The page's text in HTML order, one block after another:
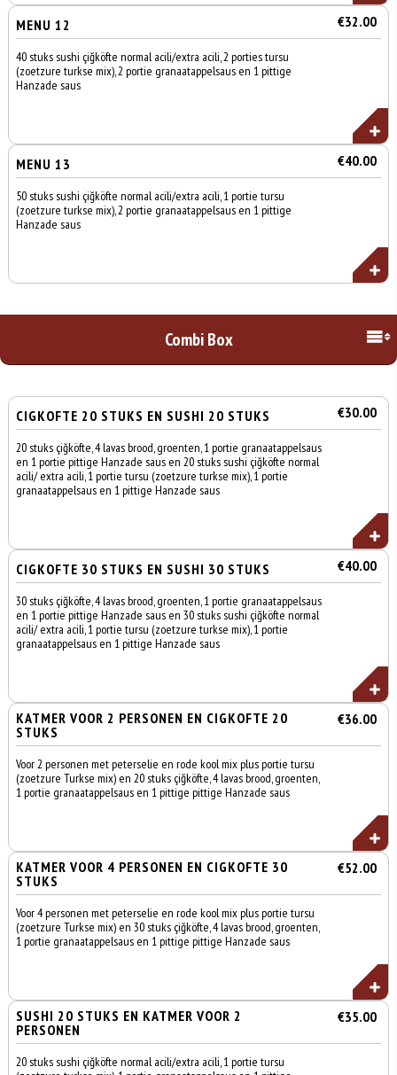
MENU 12 €32.00
40 stuks sushi çiğköfte normal acili/extra acili, 2 porties tursu
(zoetzure turkse mix), 2 portie granaatappelsaus en 1 pittige
Hanzade saus
MENU 13 €40.00
50 stuks sushi çiğköfte normal acili/extra acili, 1 portie tursu
(zoetzure turkse mix), 2 portie granaatappelsaus en 1 pittige
Hanzade saus
Combi Box
CIGKOFTE 20 STUKS EN SUSHI 20 STUKS €30.00
20 stuks çiğköfte, 4 lavas brood, groenten, 1 portie granaatappelsaus
en 1 portie pittige Hanzade saus en 20 stuks sushi çiğköfte normal
acili/ extra acili, 1 portie tursu (zoetzure turkse mix), 1 portie
granaatappelsaus en 1 pittige Hanzade saus
CIGKOFTE 30 STUKS EN SUSHI 30 STUKS €40.00
30 stuks çiğköfte, 4 lavas brood, groenten, 1 portie granaatappelsaus
en 1 portie pittige Hanzade saus en 30 stuks sushi çiğköfte normal
acili/ extra acili, 1 portie tursu (zoetzure turkse mix), 1 portie
granaatappelsaus en 1 pittige Hanzade saus
KATMER VOOR 2 PERSONEN EN CIGKOFTE 20
STUKS
€36.00
Voor 2 personen met peterselie en rode kool mix plus portie tursu
(zoetzure Turkse mix) en 20 stuks çiğköfte, 4 lavas brood, groenten,
1 portie granaatappelsaus en 1 pittige pittige Hanzade saus
KATMER VOOR 4 PERSONEN EN CIGKOFTE 30
STUKS
€52.00
Voor 4 personen met peterselie en rode kool mix plus portie tursu
(zoetzure Turkse mix) en 30 stuks çiğköfte, 4 lavas brood, groenten,
1 portie granaatappelsaus en 1 pittige pittige Hanzade saus
SUSHI 20 STUKS EN KATMER VOOR 2
PERSONEN
€35.00
20 stuks sushi çiğköfte normal acili/extra acili, 1 portie tursu